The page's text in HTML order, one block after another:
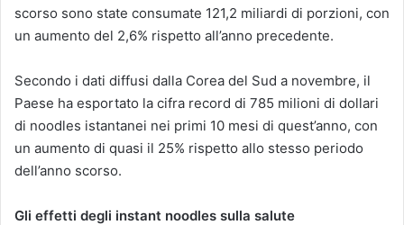
scorso sono state consumate 121,2 miliardi di porzioni, con
un aumento del 2,6% rispetto all’anno precedente.
Secondo i dati diffusi dalla Corea del Sud a novembre, il
Paese ha esportato la cifra record di 785 milioni di dollari
di noodles istantanei nei primi 10 mesi di quest’anno, con
un aumento di quasi il 25% rispetto allo stesso periodo
dell’anno scorso.
Gli effetti degli instant noodles sulla salute